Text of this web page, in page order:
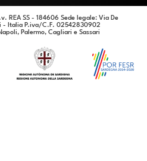
REA SS - 184606 Sede legale: Via De
- Italia P.iva/C.F. 02542830902
Palermo, Cagliari e Sassari